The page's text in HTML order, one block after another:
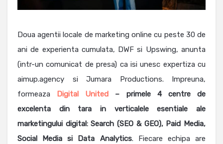
Doua agentii locale de marketing online cu peste 30 de
ani de experienta cumulata, DWF si Upswing, anunta
(intr-un comunicat de presa) ca isi unesc expertiza cu
aimup.agency si Jumara Productions. Impreuna,
formeaza Digital United – primele 4 centre de
excelenta din tara in verticalele esentiale ale
marketingului digital: Search (SEO & GEO), Paid Media,
Social Media si Data Analytics. Fiecare echipa are